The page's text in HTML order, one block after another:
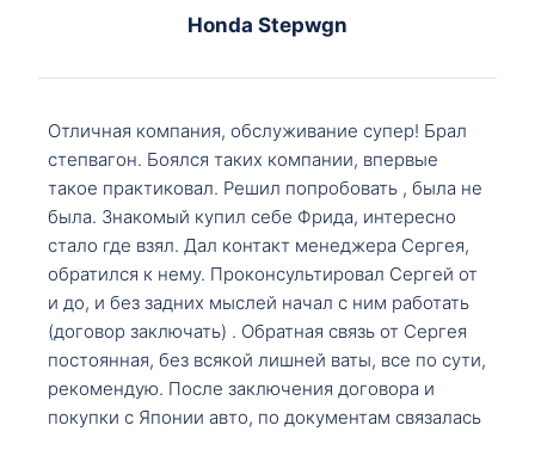
Honda Stepwgn
Отличная компания, обслуживание супер! Брал
степвагон. Боялся таких компании, впервые
такое практиковал. Решил попробовать , была не
была. Знакомый купил себе Фрида, интересно
стало где взял. Дал контакт менеджера Сергея,
обратился к нему. Проконсультировал Сергей от
и до, и без задних мыслей начал с ним работать
(договор заключать) . Обратная связь от Сергея
постоянная, без всякой лишней ваты, все по сути,
рекомендую. После заключения договора и
покупки с Японии авто, по документам связалась